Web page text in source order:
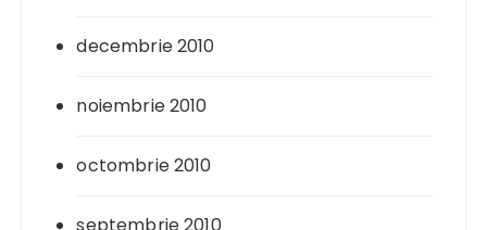
decembrie 2010
noiembrie 2010
octombrie 2010
septembrie 2010